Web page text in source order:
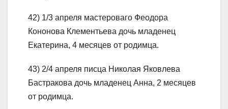
42) 1/3 апреля мастероваго Феодора
Кононова Клементьева дочь младенец
Екатерина, 4 месяцев от родимца.
43) 2/4 апреля писца Николая Яковлева
Бастракова дочь младенец Анна, 2 месяцев
от родимца.